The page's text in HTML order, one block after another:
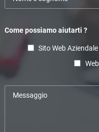
Come possiamo aiutarti ?
Sito Web Aziendale